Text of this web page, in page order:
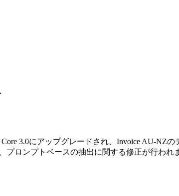
3.0にアップグレードされ、Invoice AU-NZ
プロンプトベースの抽出に関する修正が行われ